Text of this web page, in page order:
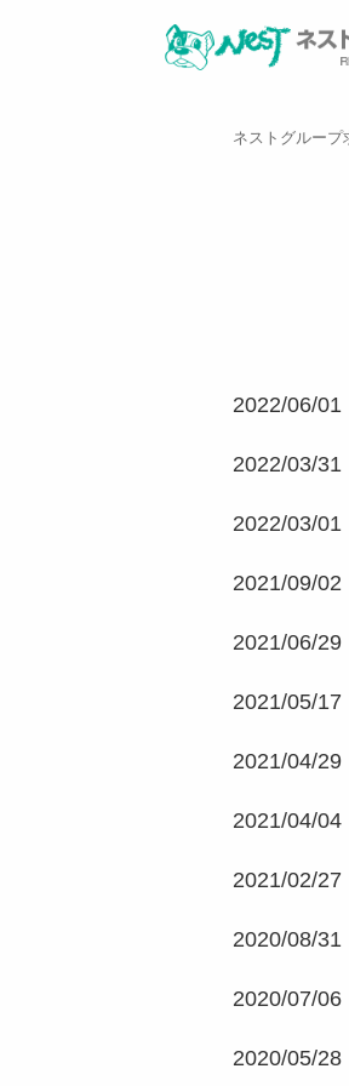
ネストグループ
2022/06/01
2022/03/31
2022/03/01
2021/09/02
2021/06/29
2021/05/17
2021/04/29
2021/04/04
2021/02/27
2020/08/31
2020/07/06
2020/05/28